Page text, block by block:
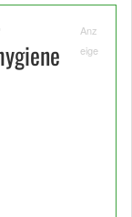
Anz
eige